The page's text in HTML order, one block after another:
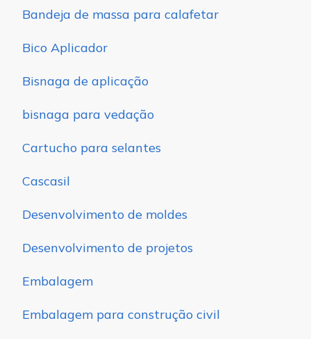
Bandeja de massa para calafetar
Bico Aplicador
Bisnaga de aplicação
bisnaga para vedação
Cartucho para selantes
Cascasil
Desenvolvimento de moldes
Desenvolvimento de projetos
Embalagem
Embalagem para construção civil